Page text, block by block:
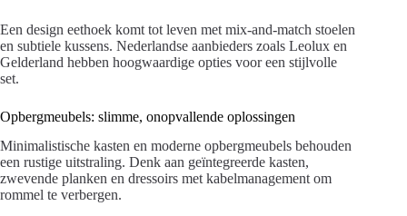
Een design eethoek komt tot leven met mix-and-match stoelen
en subtiele kussens. Nederlandse aanbieders zoals Leolux en
Gelderland hebben hoogwaardige opties voor een stijlvolle
set.
Opbergmeubels: slimme, onopvallende oplossingen
Minimalistische kasten en moderne opbergmeubels behouden
een rustige uitstraling. Denk aan geïntegreerde kasten,
zwevende planken en dressoirs met kabelmanagement om
rommel te verbergen.